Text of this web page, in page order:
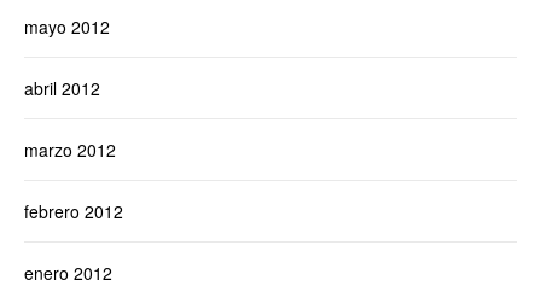
mayo 2012
abril 2012
marzo 2012
febrero 2012
enero 2012